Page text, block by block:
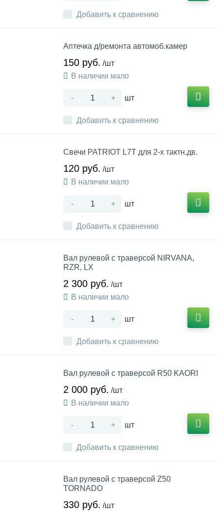
Добавить к сравнению
Аптечка д/ремонта автомоб.камер
150 руб. /шт
В наличии мало
- + шт
Добавить к сравнению
Свечи PATRIOT L7T для 2-х тактн.дв.
120 руб. /шт
В наличии мало
- + шт
Добавить к сравнению
Вал рулевой с траверсой NIRVANA,
RZR, LX
2 300 руб. /шт
В наличии мало
- + шт
Добавить к сравнению
Вал рулевой с траверсой R50 KAORI
2 000 руб. /шт
В наличии мало
- + шт
Добавить к сравнению
Вал рулевой с траверсой Z50
TORNADO
330 руб. /шт